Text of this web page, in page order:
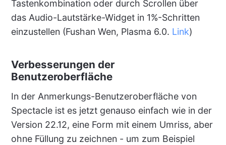
Tastenkombination oder durch Scrollen über
das Audio-Lautstärke-Widget in 1%-Schritten
einzustellen (Fushan Wen, Plasma 6.0. Link)
Verbesserungen der
Benutzeroberfläche
In der Anmerkungs-Benutzeroberfläche von
Spectacle ist es jetzt genauso einfach wie in der
Version 22.12, eine Form mit einem Umriss, aber
ohne Füllung zu zeichnen - um zum Beispiel